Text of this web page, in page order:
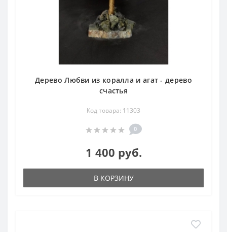
Дерево Любви из коралла и агат - дерево
счастья
Код товара: 11303
0
1 400 руб.
В КОРЗИНУ